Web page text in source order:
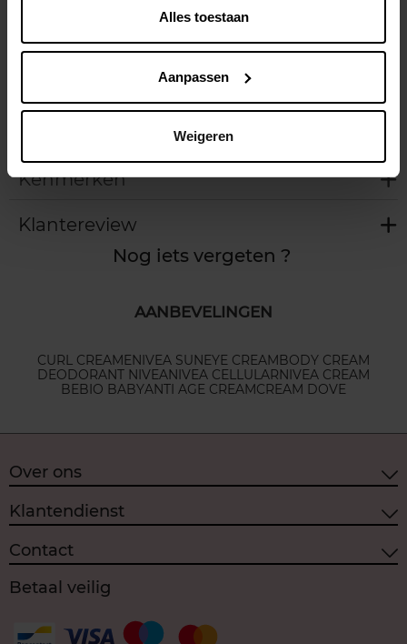
Alles toestaan
Aanpassen
Weigeren
Verzending binnen 24u
Beschrijving
Kenmerken
Klantereview
Nog iets vergeten ?
AANBEVELINGEN
CURL CREAMENIVEA SUNEYE CREAMBODY CREAM
DEODORANT NIVEANIVEA CELLULARNIVEA CREAM
BEBIO BABYANTI AGE CREAMCREAM DOVE
Over ons
Klantendienst
Contact
Betaal veilig